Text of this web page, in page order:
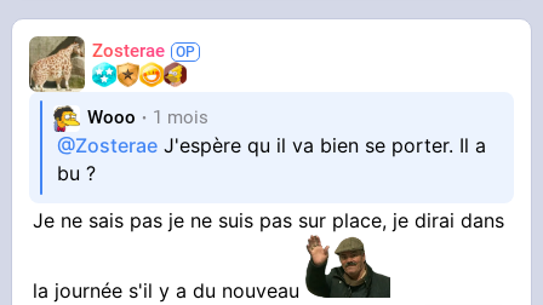
Zosterae
Wooo 1 mois
@Zosterae J'espère qu il va bien se porter. Il a
bu ?
Je ne sais pas je ne suis pas sur place, je dirai dans
la journée s'il y a du nouveau